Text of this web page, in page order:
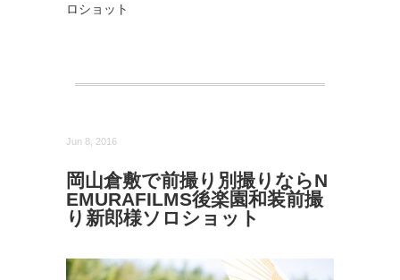
ロショット
Jun 8, 2016
岡山倉敷で前撮り別撮りならN
EMURAFILMS後楽園和装前撮
り新郎様ソロショット